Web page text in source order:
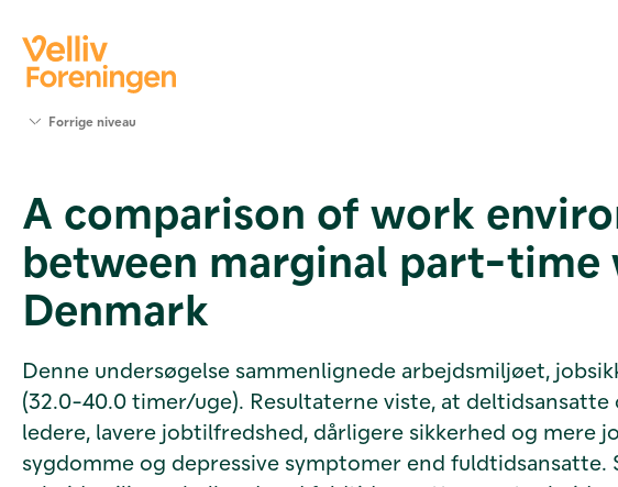
Værktøjer
og viden
Om Velliv
Foreningen
Kontakt
os
Forrige niveau
A comparison of work
between marginal part-
Denmark
Denne undersøgelse sammenlignede arbejdsmiljøet,
(32.0-40.0 timer/uge). Resultaterne viste, at
ledere, lavere jobtilfredshed, dårligere sikkerhed og
sygdomme og depressive symptomer end